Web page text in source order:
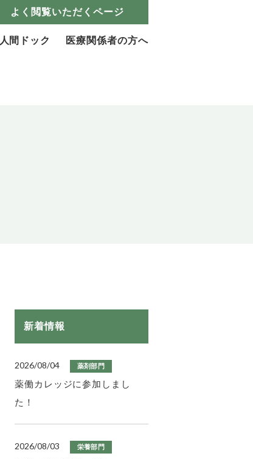
よく閲覧いただくページ
人間ドック 医療関係者の方へ
新着情報
2026/08/04 薬剤部門
薬働カレッジに参加しまし
た！
2026/08/03 栄養部門